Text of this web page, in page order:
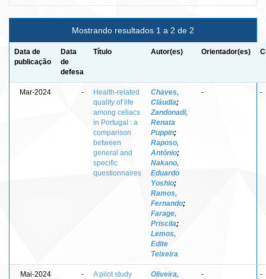
Mostrando resultados 1 a 2 de 2
Data de
publicação
Data
de
defesa
Título Autor(es) Orientador(es)
Mar-2024 -
Health-related
quality of life
among celiacs
in Portugal : a
comparison
between
general and
specific
questionnaires
Chaves,
Cláudia;
Zandonadi,
Renata
Puppin;
Raposo,
António;
Nakano,
Eduardo
Yoshio;
Ramos,
Fernando;
Farage,
Priscila;
Lemos,
Edite
Teixeira
- -
Mai-2024 -
A pilot study
Oliveira,
- -